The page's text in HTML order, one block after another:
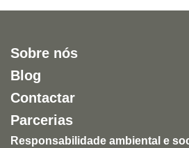
Sobre nós
Blog
Contactar
Parcerias
Responsabilidade ambiental e